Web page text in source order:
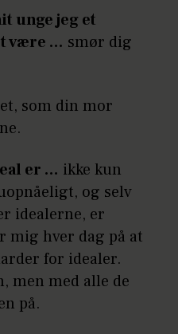
unge jeg et
være … smør dig
som din mor
er … ikke kun
og selv
idealerne, er
mig hver dag på at
for idealer.
men med alle de
på.